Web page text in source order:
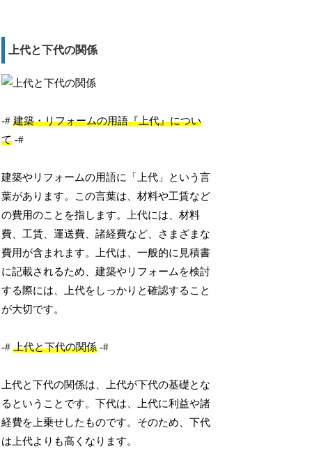
上代と下代の関係
-#建築・リフォームの用語『上代』につい
て -#
建築やリフォームの用語に「上代」という言
葉があります。この言葉は、材料や工賃など
の費用のことを指します。上代には、材料
費、工賃、運送費、諸経費など、さまざまな
費用が含まれます。上代は、一般的に見積書
に記載されるため、建築やリフォームを検討
する際には、上代をしっかりと確認すること
が大切です。
-#上代と下代の関係 -#
上代と下代の関係は、上代が下代の基礎とな
るということです。下代は、上代に利益や諸
経費を上乗せしたものです。そのため、下代
は上代よりも高くなります。